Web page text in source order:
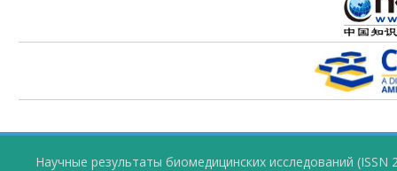
Научные результаты биомедицинских исследований (ISSN